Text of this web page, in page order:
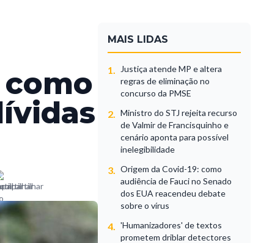
MAIS LIDAS
1.
Justiça atende MP e altera
regras de eliminação no
concurso da PMSE
2. Ministro do STJ rejeita recurso
de Valmir de Francisquinho e
cenário aponta para possível
inelegibilidade
3. Origem da Covid-19: como
audiência de Fauci no Senado
dos EUA reacendeu debate
sobre o vírus
4. 'Humanizadores' de textos
prometem driblar detectores